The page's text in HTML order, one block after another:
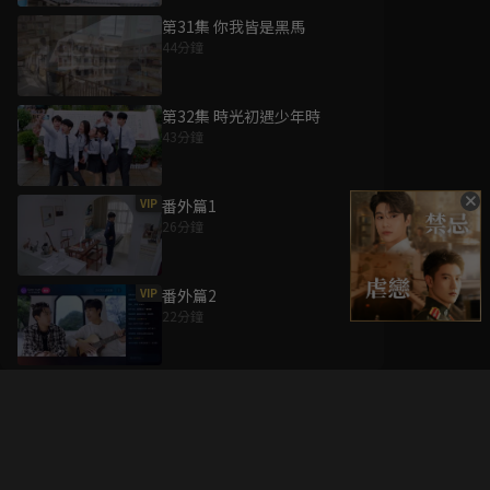
第31集 你我皆是黑馬
44分鐘
第32集 時光初遇少年時
43分鐘
VIP 番外篇1
26分鐘
VIP 番外篇2
22分鐘